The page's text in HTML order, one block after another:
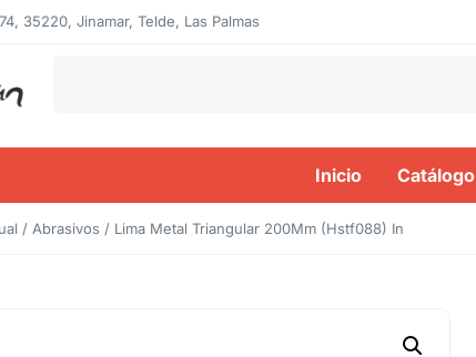
35220, Jinamar, Telde, Las Palmas
Inicio Catálogo
/ Abrasivos / Lima Metal Triangular 200Mm (Hstf088) In